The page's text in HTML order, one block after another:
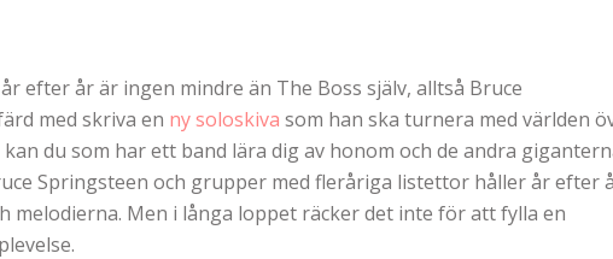
efter år är ingen mindre än The Boss själv, alltså Bruce
med skriva en ny soloskiva som han ska turnera med världen
du som har ett band lära dig av honom och de andra
Springsteen och grupper med fleråriga listettor håller år efter
melodierna. Men i långa loppet räcker det inte för att fylla en